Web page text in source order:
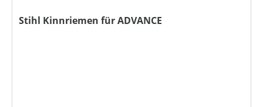
Stihl Kinnriemen für ADVANCE